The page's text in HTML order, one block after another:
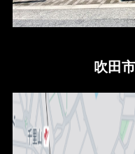
吹田